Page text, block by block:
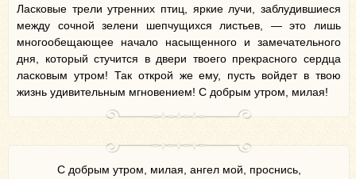
Ласковые трели утренних птиц, яркие лучи, заблудившиеся
между сочной зелени шепчущихся листьев, — это лишь
многообещающее начало насыщенного и замечательного
дня, который стучится в двери твоего прекрасного сердца
ласковым утром! Так открой же ему, пусть войдет в твою
жизнь удивительным мгновением! С добрым утром, милая!
С добрым утром, милая, ангел мой, проснись,